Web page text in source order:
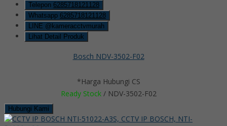
Telepon 6285718121128
Whatsapp 6285718121128
LINE @kameracctvmurah
Lihat Detail Produk
Bosch NDV-3502-F02
*Harga Hubungi CS
Ready Stock/ NDV-3502-F02
Hubungi Kami